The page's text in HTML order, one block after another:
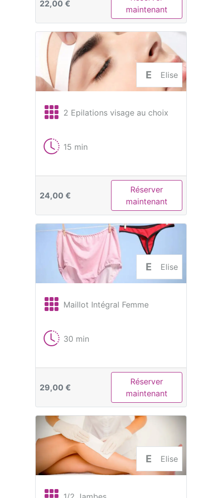
22,00 €
maintenant
E Elise
2 Epilations visage au choix
15 min
24,00 €
Réserver
maintenant
E Elise
Maillot Intégral Femme
30 min
29,00 €
Réserver
maintenant
E Elise